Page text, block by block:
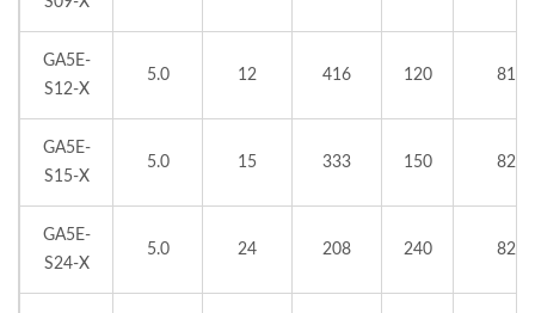
GA5E-
S12-X
5.0 12 416 120 81
GA5E-
S15-X
5.0 15 333 150 82
GA5E-
S24-X
5.0 24 208 240 82